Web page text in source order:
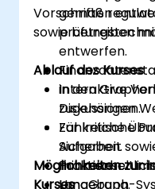
Vorschriften
sowie betreiben
gemäß
entwerfen.
in den
zugehörigen
Für kritische
Sicherheit
mit
LangGraph-
Ablauf des Kurses
Interaktive
Diskussionen.
Zahlreiche
Aufgaben.
Praktische
Umgebung.
Möglichkeiten zur
Kurses